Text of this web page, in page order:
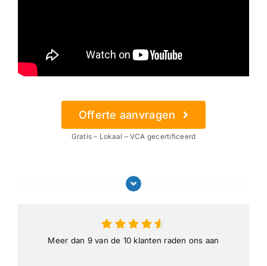
Offerte aanvragen
Gratis – Lokaal – VCA gecertificeerd
Meer dan 9 van de 10 klanten raden ons aan